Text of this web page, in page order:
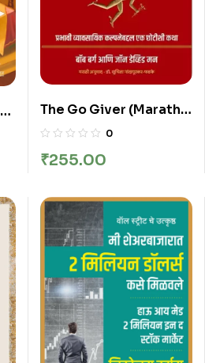
The Go Giver (Marathi)
(Paperback, Bob Burg,
0
₹255.00